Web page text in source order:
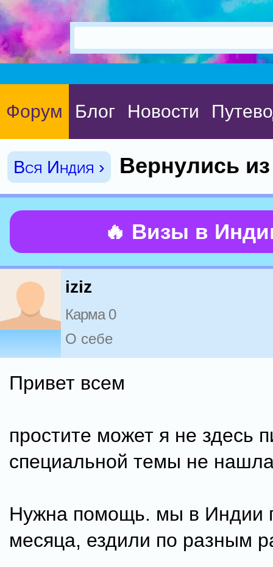
Форум Блог Новости
Вся Индия › Вернулись
🔥 Визы в
iziz
Карма 0
О себе
Привет всем
простите может я не здесь
специальной темы не
Нужна помощь. мы в Индии
месяца, ездили по разным